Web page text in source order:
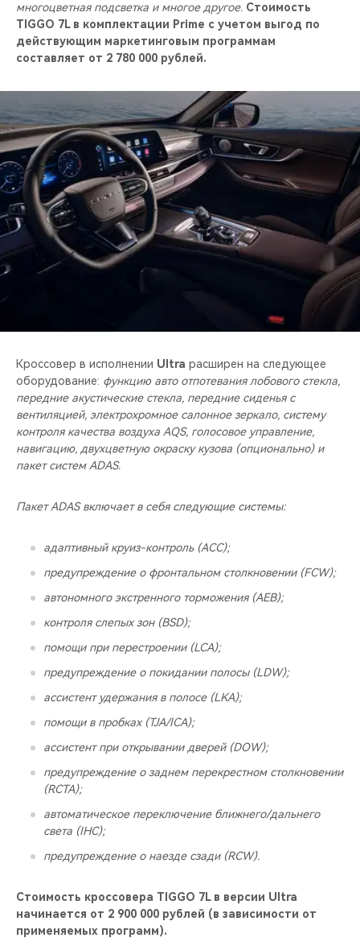
многоцветная подсветка и многое другое. Стоимость
TIGGO 7L в комплектации Prime с учетом выгод по
действующим маркетинговым программам
составляет от 2 780 000 рублей.
Кроссовер в исполнении Ultra расширен на следующее
оборудование: функцию авто отпотевания лобового стекла,
передние акустические стекла, передние сиденья с
вентиляцией, электрохромное салонное зеркало, систему
контроля качества воздуха AQS, голосовое управление,
навигацию, двухцветную окраску кузова (опционально) и
пакет систем ADAS.
Пакет ADAS включает в себя следующие системы:
адаптивный круиз-контроль (ACC);
предупреждение о фронтальном столкновении (FCW);
автономного экстренного торможения (AEB);
контроля слепых зон (BSD);
помощи при перестроении (LCA);
предупреждение о покидании полосы (LDW);
ассистент удержания в полосе (LKA);
помощи в пробках (TJA/ICA);
ассистент при открывании дверей (DOW);
предупреждение о заднем перекрестном столкновении
(RCTA);
автоматическое переключение ближнего/дальнего
света (IHC);
предупреждение о наезде сзади (RCW).
Стоимость кроссовера TIGGO 7L в версии Ultra
начинается от 2 900 000 рублей (в зависимости от
применяемых программ).